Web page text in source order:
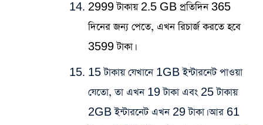
2999 টাকায় 2.5 GB প্রতিদিন 365
দিনের জন্য পেতে, এখন রিচার্জ করতে হবে
3599 টাকা।
15 টাকায় যেখানে 1GB ইন্টারনেট পাওয়া
যেতো, তা এখন 19 টাকা এবং 25 টাকায়
2GB ইন্টারনেট এখন 29 টাকা। আর 61